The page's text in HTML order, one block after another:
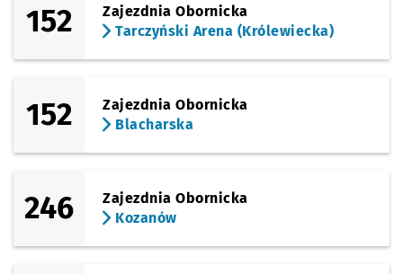
152
Zajezdnia Obornicka
Tarczyński Arena (Królewiecka)
152
Zajezdnia Obornicka
Blacharska
246
Zajezdnia Obornicka
Kozanów